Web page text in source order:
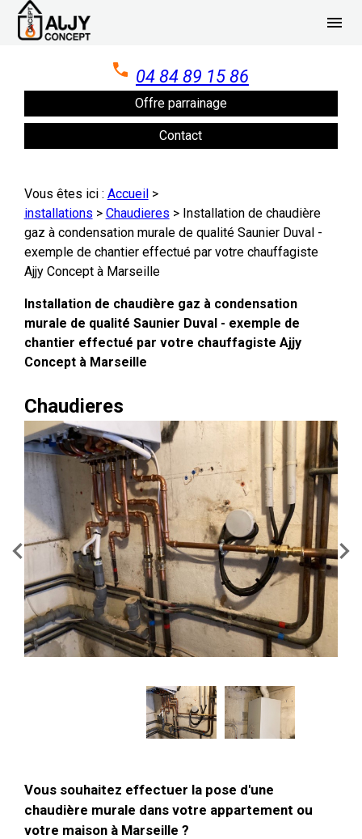
menu
04 84 89 15 86
Offre parrainage
Contact
Vous êtes ici : Accueil>
installations > Chaudieres > Installation de chaudière
gaz à condensation murale de qualité Saunier Duval -
exemple de chantier effectué par votre chauffagiste
Ajjy Concept à Marseille
Installation de chaudière gaz à condensation
murale de qualité Saunier Duval - exemple de
chantier effectué par votre chauffagiste Ajjy
Concept à Marseille
Chaudieres
Vous souhaitez effectuer la pose d'une
chaudière murale dans votre appartement ou
votre maison à Marseille ?
Panneau de gestion des cookies